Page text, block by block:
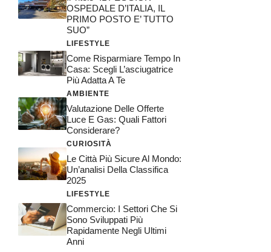
OSPEDALE D’ITALIA, IL
PRIMO POSTO E’ TUTTO
SUO”
LIFESTYLE
Come Risparmiare Tempo In
Casa: Scegli L’asciugatrice
Più Adatta A Te
AMBIENTE
Valutazione Delle Offerte
Luce E Gas: Quali Fattori
Considerare?
CURIOSITÀ
Le Città Più Sicure Al Mondo:
Un’analisi Della Classifica
2025
LIFESTYLE
Commercio: I Settori Che Si
Sono Sviluppati Più
Rapidamente Negli Ultimi
Anni